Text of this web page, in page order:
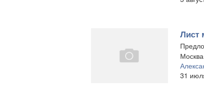
Лист
31